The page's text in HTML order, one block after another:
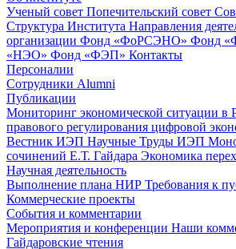
Ученый совет Попечительский совет
Структура Института Направления
организации Фонд «ФоРСЭНО» Фонд
«НЭО» Фонд «ФЭП» Контакты
Персоналии
Сотрудники Alumni
Публикации
Мониторинг экономической ситуации в
правового регулирования цифровой
Вестник ИЭП Научные Труды ИЭП
сочинений Е.Т. Гайдара Экономика
Научная деятельность
Выполнение плана НИР Требования к
Коммерческие проекты
События и комментарии
Мероприятия и конференции Наши
Гайдаровские чтения